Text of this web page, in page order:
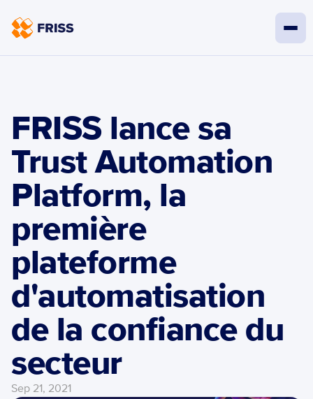
FRISS lance sa
Trust Automation
Platform, la
première
plateforme
d'automatisation
de la confiance du
secteur
Sep 21, 2021